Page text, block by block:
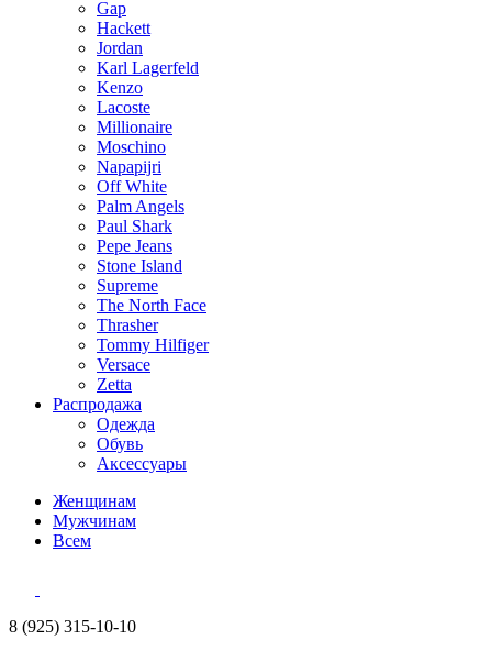
Gap
Hackett
Jordan
Karl Lagerfeld
Kenzo
Lacoste
Millionaire
Moschino
Napapijri
Off White
Palm Angels
Paul Shark
Pepe Jeans
Stone Island
Supreme
The North Face
Thrasher
Tommy Hilfiger
Versace
Zetta
Распродажа
Одежда
Обувь
Аксессуары
Женщинам
Мужчинам
Всем
8 (925) 315-10-10